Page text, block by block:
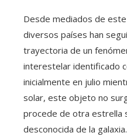
Desde mediados de
diversos países han
trayectoria de un
interestelar identificado
inicialmente en julio
solar, este objeto no
procede de otra estrella
desconocida de la